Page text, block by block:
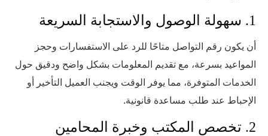
1. سهولة الوصول والاستجابة السريعة
أن يكون رقم التواصل متاحًا للرد على الاستفسارات وحجز
المواعيد بسرعة، مع تقديم المعلومات بشكل واضح ودقيق حول
الخدمات المتوفرة، مما يوفر الوقت ويجنب العميل التأخير أو
الإحباط عند طلب مساعدة قانونية.
2. تخصص المكتب وخبرة المحامين